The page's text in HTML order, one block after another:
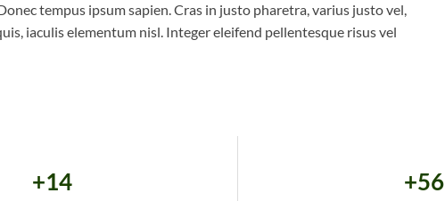
tempus ipsum sapien. Cras in justo pharetra, varius justo vel,
iaculis elementum nisl. Integer eleifend pellentesque risus vel
+14 +56